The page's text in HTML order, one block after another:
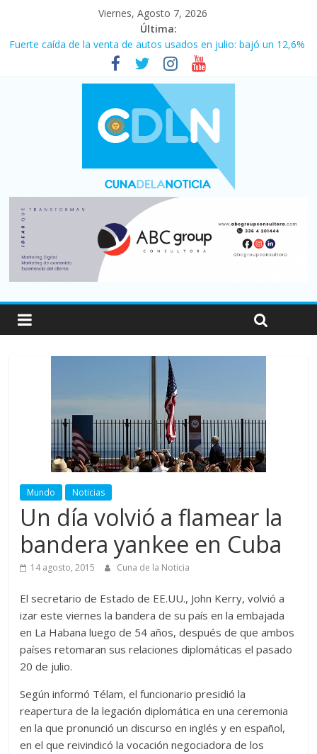
Viernes, Agosto 7, 2026
Última:
Vacaciones de invierno con más movimiento y consumo
turístico: 4,6 millones de personas viajaron por el país, un 5,9%
Central venció 1 a 0 al River de Coudet en el Monumental
La morosidad alcanzó su nivel más alto en dos décadas y ya
afecta a 400 mil deudores en Santa Fe
Desde que asumió Milei cerraron 41.000 kioscos: el sector
denuncia crisis como en 2001
Mundo Noticias
Un día volvió a flamear la
bandera yankee en Cuba
14 agosto, 2015 Cuna de la Noticia
El secretario de Estado de EE.UU., John Kerry, volvió a
izar este viernes la bandera de su país en la embajada
en La Habana luego de 54 años, después de que ambos
países retomaran sus relaciones diplomáticas el pasado
20 de julio.
Según informó Télam, el funcionario presidió la
reapertura de la legación diplomática en una ceremonia
en la que pronunció un discurso en inglés y en español,
en el que reivindicó la vocación negociadora de los